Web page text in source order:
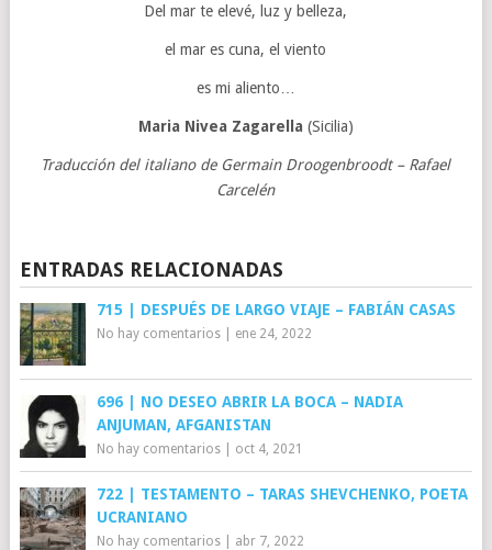
Del mar te elevé, luz y belleza,
el mar es cuna, el viento
es mi aliento…
Maria Nivea Zagarella (Sicilia)
Traducción del italiano de Germain Droogenbroodt – Rafael
Carcelén
ENTRADAS RELACIONADAS
715 | DESPUÉS DE LARGO VIAJE – FABIÁN CASAS
No hay comentarios| ene 24, 2022
696 | NO DESEO ABRIR LA BOCA – NADIA
ANJUMAN, AFGANISTAN
No hay comentarios| oct 4, 2021
722 | TESTAMENTO – TARAS SHEVCHENKO, POETA
UCRANIANO
No hay comentarios| abr 7, 2022